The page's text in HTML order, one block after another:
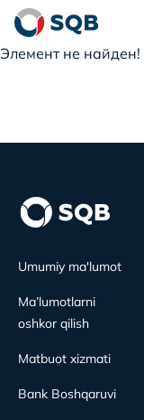
Элемент не найден!
Umumiy ma'lumot
Ma’lumotlarni
oshkor qilish
Matbuot xizmati
Bank Boshqaruvi